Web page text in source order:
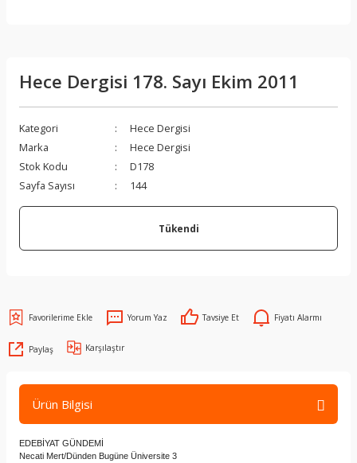
Hece Dergisi 178. Sayı Ekim 2011
Kategori
Hece Dergisi
Marka
Hece Dergisi
Stok Kodu
D178
Sayfa Sayısı
144
Tükendi
Yorum Yaz Tavsiye Et Fiyatı Alarmı
Paylaş Karşılaştır
Ürün Bilgisi
EDEBİYAT GÜNDEMİ
Necati Mert/Dünden Bugüne Üniversite 3